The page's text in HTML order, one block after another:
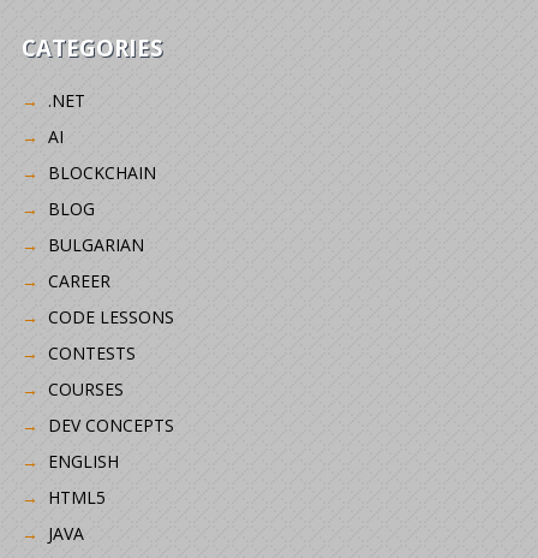
CATEGORIES
.NET
AI
BLOCKCHAIN
BLOG
BULGARIAN
CAREER
CODE LESSONS
CONTESTS
COURSES
DEV CONCEPTS
ENGLISH
HTML5
JAVA